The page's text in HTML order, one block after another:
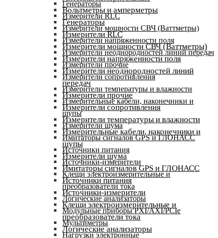
Генераторы
Измерители RLC
Измерители мощности СВЧ (Ваттметры)
Измерители напряженности поля
Измерители неоднородностей линий передач
Измерители прочие
Измерители сопротивления
Измерители температуры и влажности
Измерительные кабели, наконечники и
щупы
Измерители шума
Имитаторы сигналов GPS и ГЛОНАСС
Источники питания
Источники-измерители
Клещи электроизмерительные и
преобразователи тока
Логические анализаторы
Модульные приборы PXI/AXI/PCIe
Мультиметры
Нагрузки электронные
Вольтметры и амперметры
Генераторы
Измерители RLC
Измерители мощности СВЧ (Ваттметры)
Измерители напряженности поля
Измерители неоднородностей линий
передач
Измерители прочие
Измерители сопротивления
Измерители температуры и влажности
Измерительные кабели, наконечники и
щупы
Измерители шума
Имитаторы сигналов GPS и ГЛОНАСС
Источники питания
Источники-измерители
Клещи электроизмерительные и
преобразователи тока
Логические анализаторы